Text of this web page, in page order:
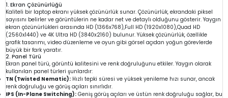
1. Ekran Çözünürlüğü
Kaliteli bir laptop ekranı yüksek çözünürlük sunar. Çözünürlük, ekrandaki piksel
sayısını belirler ve görüntülerin ne kadar net ve detaylı olduğunu gösterir. Yaygın
ekran çözünürlükleri arasında HD (1366x768),Full HD (1920x1080),Quad HD
(2560x1440) ve 4K Ultra HD (3840x2160) bulunur. Yüksek çözünürlük, özellikle
grafik tasarımı, video düzenleme ve oyun gibi görsel açıdan yoğun görevlerde
büyük bir fark yaratır.
2. Panel Türü
Ekran panel türü, görüntü kalitesini ve renk doğruluğunu etkiler. Yaygın olarak
kullanılan panel türleri şunlardır:
TN (Twisted Nematic): Hızlı tepki süresi ve yüksek yenileme hızı sunar, ancak
renk doğruluğu ve görüş açıları sınırlıdır.
IPS (In-Plane Switching): Geniş görüş açıları ve üstün renk doğruluğu sağlar, bu